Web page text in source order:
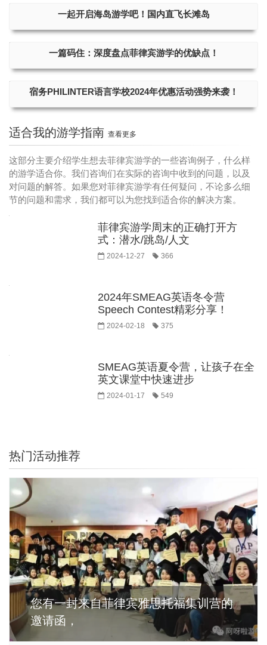
一起开启海岛游学吧！国内直飞长滩岛
一篇码住：深度盘点菲律宾游学的优缺点！
宿务PHILINTER语言学校2024年优惠活动强势来袭！
适合我的游学指南 查看更多
这部分主要介绍学生想去菲律宾游学的一些咨询例子，什么样
的游学适合你。我们咨询们在实际的咨询中收到的问题，以及
对问题的解答。如果您对菲律宾游学有任何疑问，不论多么细
节的问题和需求，我们都可以为您找到适合你的解决方案。
菲律宾游学周末的正确打开方
式：潜水/跳岛/人文
2024-12-27 366
2024年SMEAG英语冬令营
Speech Contest精彩分享！
2024-02-18 375
SMEAG英语夏令营，让孩子在全
英文课堂中快速进步
2024-01-17 549
热门活动推荐
您有一封来自菲律宾雅思托福集训营的
邀请函，